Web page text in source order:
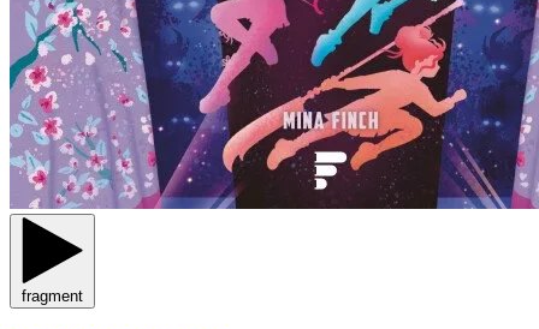
fragment